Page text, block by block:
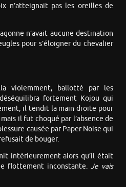
n’atteignait pas les oreilles de
n’avait aucune destination
pour s’éloigner du chevalier
violemment, ballotté par les
déséquilibra fortement Kojou qui
il tendit la main droite pour
il fut choqué par l’absence de
causée par Paper Noise qui
de bouger.
intérieurement alors qu’il était
flottement inconstante. Je vais